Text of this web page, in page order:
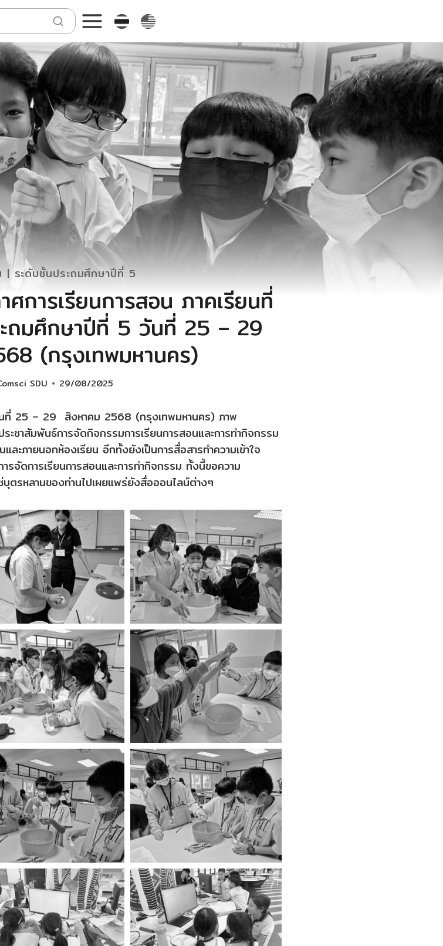
|ระดับชั้นประถมศึกษาปีที่ 5
ศการเรียนการสอน ภาคเรียนที่
ถมศึกษาปีที่ 5 วันที่ 25 – 29
(กรุงเทพมหานคร)
SDU 29/08/2025
นที่ 25 – 29 สิงหาคม 2568 (กรุงเทพมหานคร) ภาพ
ะชาสัมพันธ์การจัดกิจกรรมการเรียนการสอนและการทำกิจกรรม
ะภายนอกห้องเรียน อีกทั้งยังเป็นการสื่อสารทำความเข้าใจ
รจัดการเรียนการสอนและการทำกิจกรรม ทั้งนี้ขอความ
บุตรหลานของท่านไปเผยแพร่ยังสื่อออนไลน์ต่างๆ